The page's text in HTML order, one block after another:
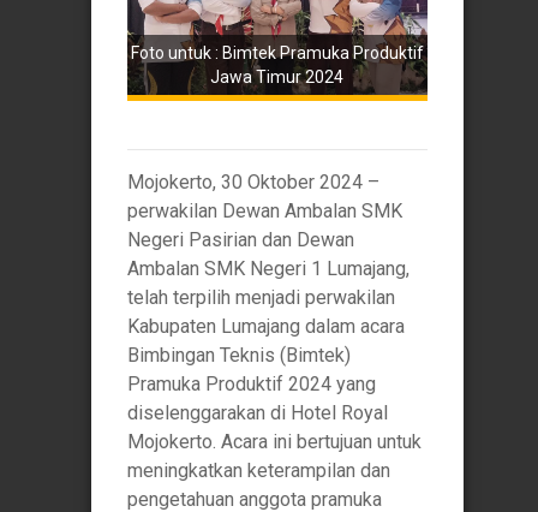
Foto untuk : Bimtek Pramuka Produktif
Jawa Timur 2024
Mojokerto, 30 Oktober 2024 –
perwakilan Dewan Ambalan SMK
Negeri Pasirian dan Dewan
Ambalan SMK Negeri 1 Lumajang,
telah terpilih menjadi perwakilan
Kabupaten Lumajang dalam acara
Bimbingan Teknis (Bimtek)
Pramuka Produktif 2024 yang
diselenggarakan di Hotel Royal
Mojokerto. Acara ini bertujuan untuk
meningkatkan keterampilan dan
pengetahuan anggota pramuka